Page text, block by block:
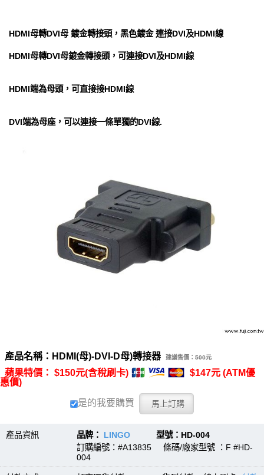
HDMI母轉DVI母 鍍金轉接頭，黑色鍍金 連接DVI及HDMI線
HDMI母轉DVI母鍍金轉接頭，可連接DVI及HDMI線
HDMI端為母頭，可直接接HDMI線
DVI端為母座，可以連接一條單獨的DVI線.
產品名稱：HDMI(母)-DVI-D母)轉接器 建議售價： 500元
蘋果特價： $150元(含稅刷卡)
$147元 (ATM優
惠價)
是的我要購買
產品資訊 品牌： LINGO 型號：HD-004
訂購編號：#A13835 條碼/廠家型號 ：F #HD-
004